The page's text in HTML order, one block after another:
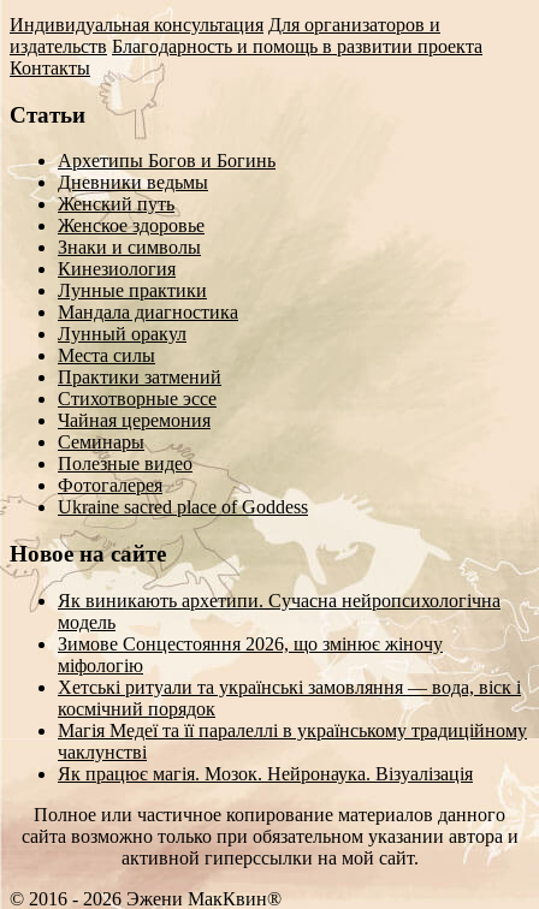
Индивидуальная консультация Для организаторов и
издательств Благодарность и помощь в развитии проекта
Контакты
Статьи
Архетипы Богов и Богинь
Дневники ведьмы
Женский путь
Женское здоровье
Знаки и символы
Кинезиология
Лунные практики
Мандала диагностика
Лунный оракул
Места силы
Практики затмений
Стихотворные эссе
Чайная церемония
Семинары
Полезные видео
Фотогалерея
Ukraine sacred place of Goddess
Новое на сайте
Як виникають архетипи. Сучасна нейропсихологічна
модель
Зимове Сонцестояння 2026, що змінює жіночу
міфологію
Хетські ритуали та українські замовляння — вода, віск і
космічний порядок
Магія Медеї та її паралеллі в українському традиційному
чаклунстві
Як працює магія. Мозок. Нейронаука. Візуалізація
Полное или частичное копирование материалов данного
сайта возможно только при обязательном указании автора и
активной гиперссылки на мой сайт.
© 2016 - 2026 Эжени МакКвин®